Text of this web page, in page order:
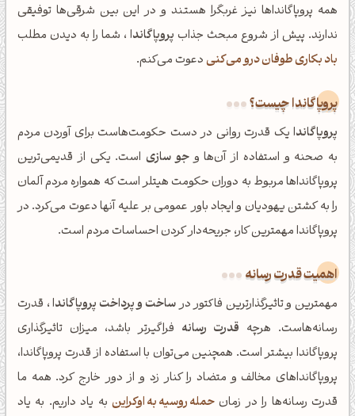
همه پروپاگانداها نیز غربگرا هستند و در این بین شرقی‌ها توفیقی
ندارند. پیش از شروع مبحث جذاب پروپاگاندا ، شما را به دیدن مطلب
باد بکاری طوفان درو می‌کنیدعوت می‌کنم.
پروپاگاندا چیست؟
پروپاگاندا یک قدرت روانی در دست حکومت‌هاست برای آوردن مردم
به صحنه و استفاده از آن‌ها وجو سازی است. یکی از قدیمی‌ترین
پروپاگانداها مربوط به دوران حکومت هیتلر است که همواره مردم آلمان
را به کشتن یهودیان و ایجاد باور عمومی بر علیه آنها دعوت می‌کرد. در
پروپاگاندا مهمترین کار، جریحه‌دار کردن احساسات مردم است.
اهمیت قدرت رسانه
مهمترین و تاثیرگذارترین فاکتور درساخت و پرداخت پروپاگاندا، قدرت
رسانه‌هاست. هرچه قدرت رسانه فراگیرتر باشد، میزان تاثیرگذاری
پروپاگاندا بیشتر است. همچنین می‌توان با استفاده از قدرت پروپاگاندا،
پروپاگانداهای مخالف و متضاد را کنار زد و از دور خارج کرد. همه ما
قدرت رسانه‌ها را در زمان حمله روسیه به اوکراین به یاد داریم. به یاد